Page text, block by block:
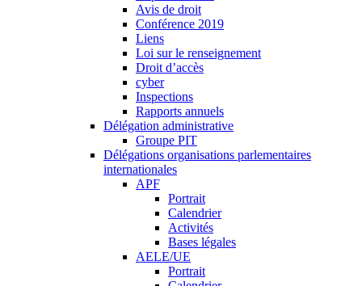
Avis de droit
Conférence 2019
Liens
Loi sur le renseignement
Droit d’accès
cyber
Inspections
Rapports annuels
Délégation administrative
Groupe PIT
Délégations organisations parlementaires
internationales
APF
Portrait
Calendrier
Activités
Bases légales
AELE/UE
Portrait